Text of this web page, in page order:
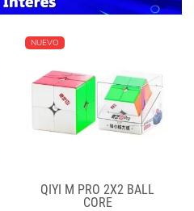
NUEVO
QIYI M PRO 2X2 BALL
CORE